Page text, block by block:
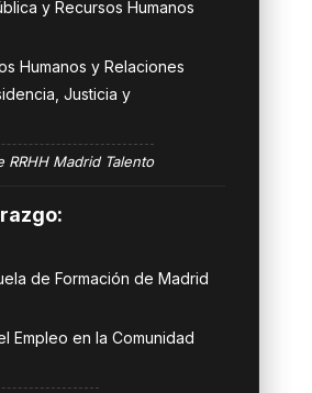
y Recursos Humanos
Humanos y Relaciones
Justicia y
Madrid Talento
de Formación de Madrid
Empleo en la Comunidad